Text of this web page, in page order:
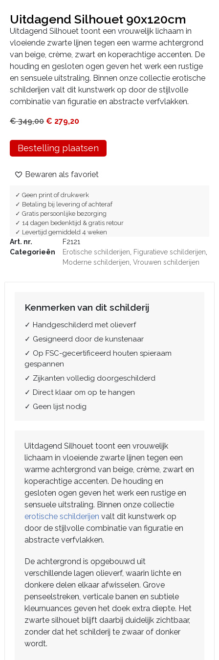
Uitdagend Silhouet 90x120cm
Uitdagend Silhouet toont een vrouwelijk lichaam in
vloeiende zwarte lijnen tegen een warme achtergrond
van beige, crème, zwart en koperachtige accenten. De
houding en gesloten ogen geven het werk een rustige
en sensuele uitstraling. Binnen onze collectie erotische
schilderijen valt dit kunstwerk op door de stijlvolle
combinatie van figuratie en abstracte verfvlakken.
€349,00 € 279,20
Bestelling plaatsen
Bewaren als favoriet
✓ Geen print of drukwerk
✓ Betaling bij levering of achteraf
✓ Gratis persoonlijke bezorging
✓ 14 dagen bedenktijd & gratis retour
✓ Levertijd gemiddeld 4 weken
Art. nr.
F2121
Categorieën
Erotische schilderijen, Figuratieve schilderijen,
Moderne schilderijen, Vrouwen schilderijen
Kenmerken van dit schilderij
✓ Handgeschilderd met olieverf
✓ Gesigneerd door de kunstenaar
✓ Op FSC-gecertificeerd houten spieraam
gespannen
✓ Zijkanten volledig doorgeschilderd
✓ Direct klaar om op te hangen
✓ Geen lijst nodig
Uitdagend Silhouet toont een vrouwelijk
lichaam in vloeiende zwarte lijnen tegen een
warme achtergrond van beige, crème, zwart en
koperachtige accenten. De houding en
gesloten ogen geven het werk een rustige en
sensuele uitstraling. Binnen onze collectie
erotische schilderijen valt dit kunstwerk op
door de stijlvolle combinatie van figuratie en
abstracte verfvlakken.
De achtergrond is opgebouwd uit
verschillende lagen olieverf, waarin lichte en
donkere delen elkaar afwisselen. Grove
penseelstreken, verticale banen en subtiele
kleurnuances geven het doek extra diepte. Het
zwarte silhouet blijft daarbij duidelijk zichtbaar,
zonder dat het schilderij te zwaar of donker
wordt.